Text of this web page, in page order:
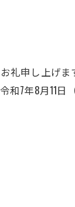
礼申し上げ
和7年8月11